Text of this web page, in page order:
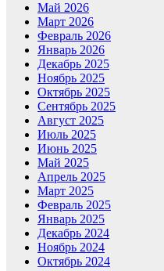
Май 2026
Март 2026
Февраль 2026
Январь 2026
Декабрь 2025
Ноябрь 2025
Октябрь 2025
Сентябрь 2025
Август 2025
Июль 2025
Июнь 2025
Май 2025
Апрель 2025
Март 2025
Февраль 2025
Январь 2025
Декабрь 2024
Ноябрь 2024
Октябрь 2024